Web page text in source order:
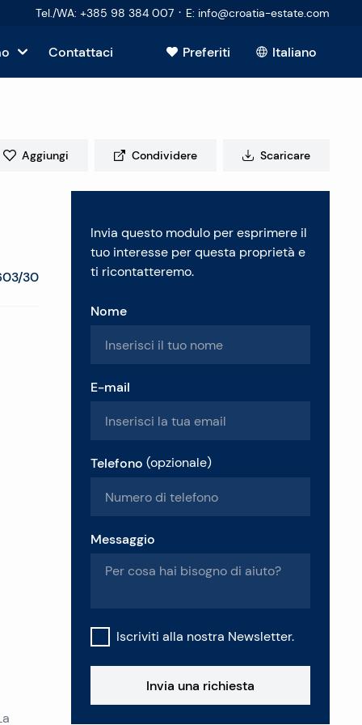
Tel./WA: +385 98 384 007 · E: info@croatia-estate.com
Contattaci Preferiti Italiano
Mostra tutto
30
Aggiungi Condividere Scaricare
Invia questo modulo per esprimere il
tuo interesse per questa proprietà e
ti ricontatteremo.
Nome
E-mail
Telefono (opzionale)
Messaggio
Iscriviti alla nostra Newsletter.
Invia una richiesta